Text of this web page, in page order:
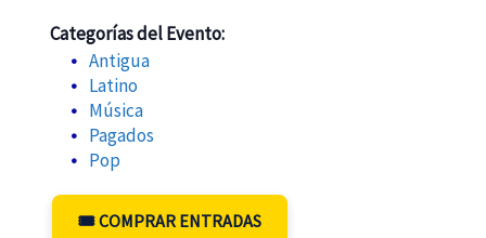
Categorías del Evento:
Antigua
Latino
Música
Pagados
Pop
🎟️ COMPRAR ENTRADAS